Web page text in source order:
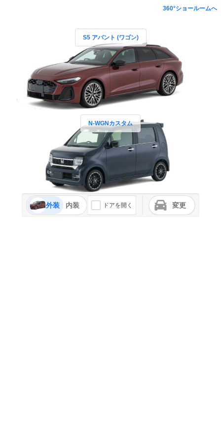
360°ショールームへ
S5 アバント (ワゴン)
N-WGNカスタム
外装 内装 ドアを開く 変更